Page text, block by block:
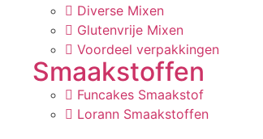
Diverse Mixen
Glutenvrije Mixen
Voordeel verpakkingen
Smaakstoffen
Funcakes Smaakstof
Lorann Smaakstoffen